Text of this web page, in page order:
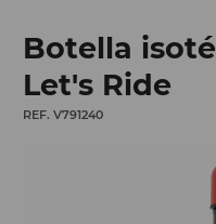
Botella
Let's Ride
REF. V791240